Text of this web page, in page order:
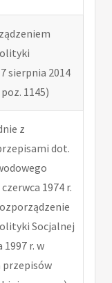
sierpnia 2014
poz. 1145)
z
dot.
1974 r.
Socjalnej
1997 r. w
przepisów